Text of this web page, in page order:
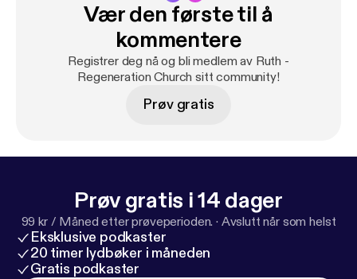
Vær den første til å
kommentere
Registrer deg nå og bli medlem av Ruth -
Regeneration Church sitt community!
Prøv gratis
Prøv gratis i 14 dager
99 kr / Måned etter prøveperioden. · Avslutt når som helst
Eksklusive podkaster
20 timer lydbøker i måneden
Gratis podkaster